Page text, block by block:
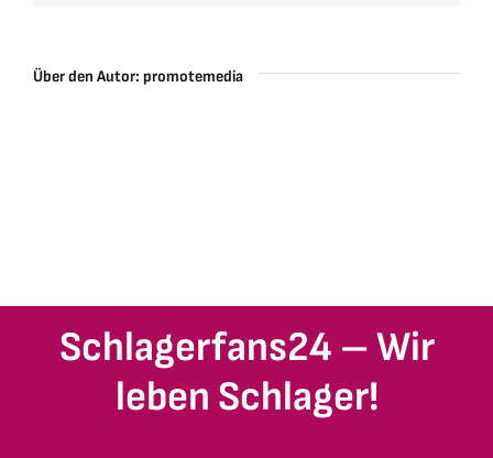
Über den Autor: promotemedia
Schlagerfans24 – Wir
leben Schlager!